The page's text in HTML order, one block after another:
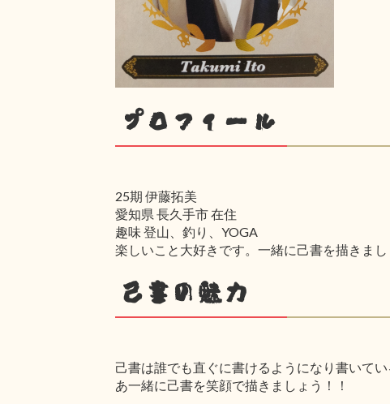
プロフィール
25期 伊藤拓美
愛知県 長久手市 在住
趣味 登山、釣り、YOGA
楽しいこと大好きです。一緒に己書を描きまし
己書の魅力
己書は誰でも直ぐに書けるようになり書いて
あ一緒に己書を笑顔で描きましょう！！